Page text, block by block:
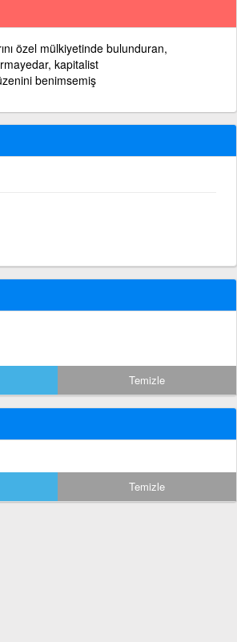
özel mülkiyetinde bulunduran,
kapitalist
benimsemiş
Temizle
Temizle